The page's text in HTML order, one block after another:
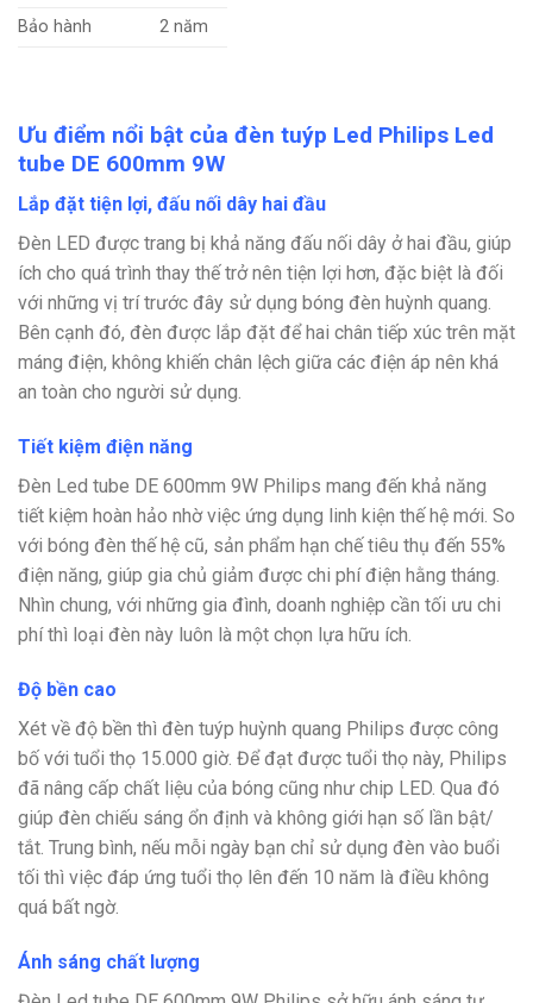
Bảo hành 2 năm
Ưu điểm nổi bật của đèn tuýp Led Philips Led
tube DE 600mm 9W
Lắp đặt tiện lợi, đấu nối dây hai đầu
Đèn LED được trang bị khả năng đấu nối dây ở hai đầu, giúp
ích cho quá trình thay thế trở nên tiện lợi hơn, đặc biệt là đối
với những vị trí trước đây sử dụng bóng đèn huỳnh quang.
Bên cạnh đó, đèn được lắp đặt để hai chân tiếp xúc trên mặt
máng điện, không khiến chân lệch giữa các điện áp nên khá
an toàn cho người sử dụng.
Tiết kiệm điện năng
Đèn Led tube DE 600mm 9W Philips mang đến khả năng
tiết kiệm hoàn hảo nhờ việc ứng dụng linh kiện thế hệ mới. So
với bóng đèn thế hệ cũ, sản phẩm hạn chế tiêu thụ đến 55%
điện năng, giúp gia chủ giảm được chi phí điện hằng tháng.
Nhìn chung, với những gia đình, doanh nghiệp cần tối ưu chi
phí thì loại đèn này luôn là một chọn lựa hữu ích.
Độ bền cao
Xét về độ bền thì đèn tuýp huỳnh quang Philips được công
bố với tuổi thọ 15.000 giờ. Để đạt được tuổi thọ này, Philips
đã nâng cấp chất liệu của bóng cũng như chip LED. Qua đó
giúp đèn chiếu sáng ổn định và không giới hạn số lần bật/
tắt. Trung bình, nếu mỗi ngày bạn chỉ sử dụng đèn vào buổi
tối thì việc đáp ứng tuổi thọ lên đến 10 năm là điều không
quá bất ngờ.
Ánh sáng chất lượng